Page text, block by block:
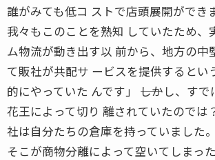
誰がみても低コ ストで店頭展開ができ
我々もこのことを熟知 していたため、
ム物流が動き出す以 前から、地方の中
て販社が共配サ ービスを提供するとい
的にやっていた んです」 ――しかし、す
花王によって切り 離されていたのでは
社は自分たちの倉庫を持っていました。
そこが商物分離によって空いてしまっ